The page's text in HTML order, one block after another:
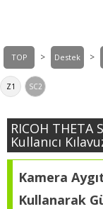
TOP > Destek >
Z1 SC2
RICOH THETA
Kullanıcı
Kamera
Kullanarak